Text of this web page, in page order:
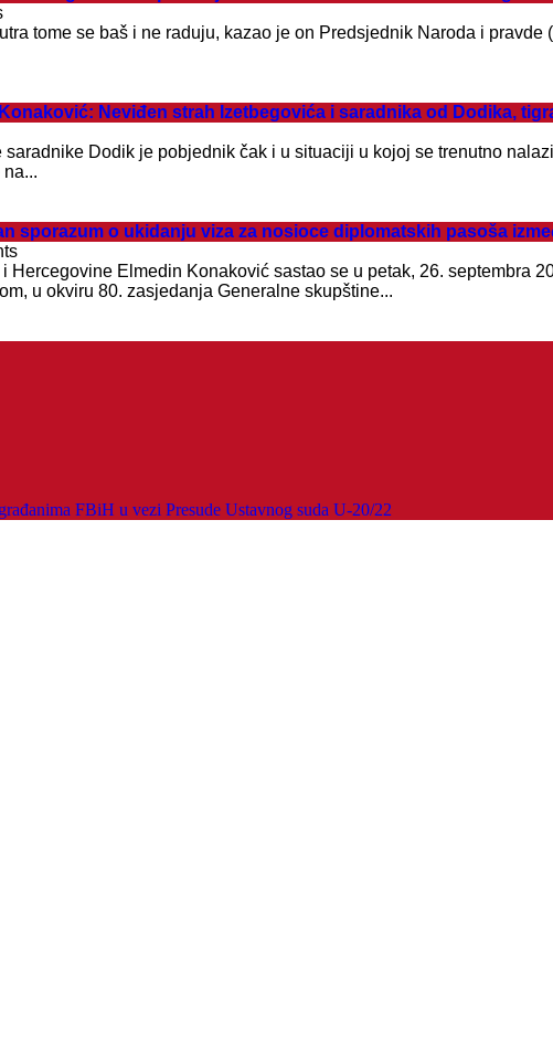
tome se baš i ne raduju, kazao je on Predsjednik Naroda i
Konaković: Neviđen strah Izetbegovića i saradnika od Dodika,
Dodik je pobjednik čak i u situaciji u kojoj se trenutno
sporazum o ukidanju viza za nosioce diplomatskih pasoša
Hercegovine Elmedin Konaković sastao se u petak, 26. septembra
u okviru 80. zasjedanja Generalne skupštine...
FBiH u vezi Presude Ustavnog suda U-20/22